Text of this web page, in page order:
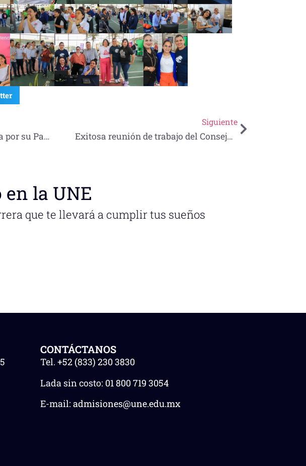
Alumna UNE es reconocida por su Participación en el BEST Collaboration Spanish Club
Siguiente
Exitosa reunión de trabajo del Consejo Consultivo de LQC
la UNE
que te llevará a cumplir tus sueños
CONTÁCTANOS
Tel.+52 (833) 230 3830
Lada sin costo: 01 800 719 3054
E-mail:admisiones@une.edu.mx